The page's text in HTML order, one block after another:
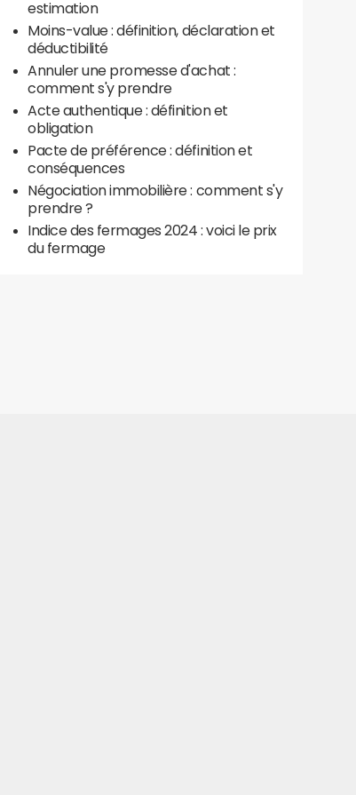
estimation
Moins-value : définition, déclaration et
déductibilité
Annuler une promesse d'achat :
comment s'y prendre
Acte authentique : définition et
obligation
Pacte de préférence : définition et
conséquences
Négociation immobilière : comment s'y
prendre ?
Indice des fermages 2024 : voici le prix
du fermage